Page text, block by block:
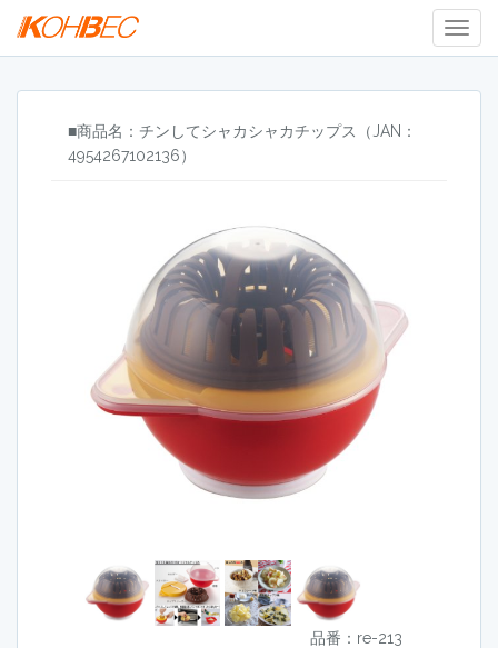
■商品名：チンしてシャカシャカチップス（JAN：
4954267102136）
品番：re-213